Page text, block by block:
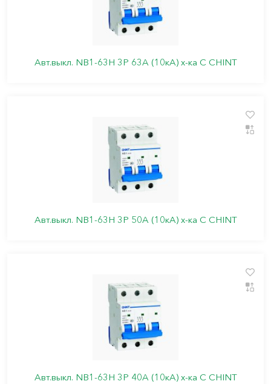
Авт.выкл. NB1-63H 3P 63A (10кА) х-ка C CHINT
Авт.выкл. NB1-63H 3P 50A (10кА) х-ка C CHINT
Авт.выкл. NB1-63H 3P 40A (10кА) х-ка C CHINT